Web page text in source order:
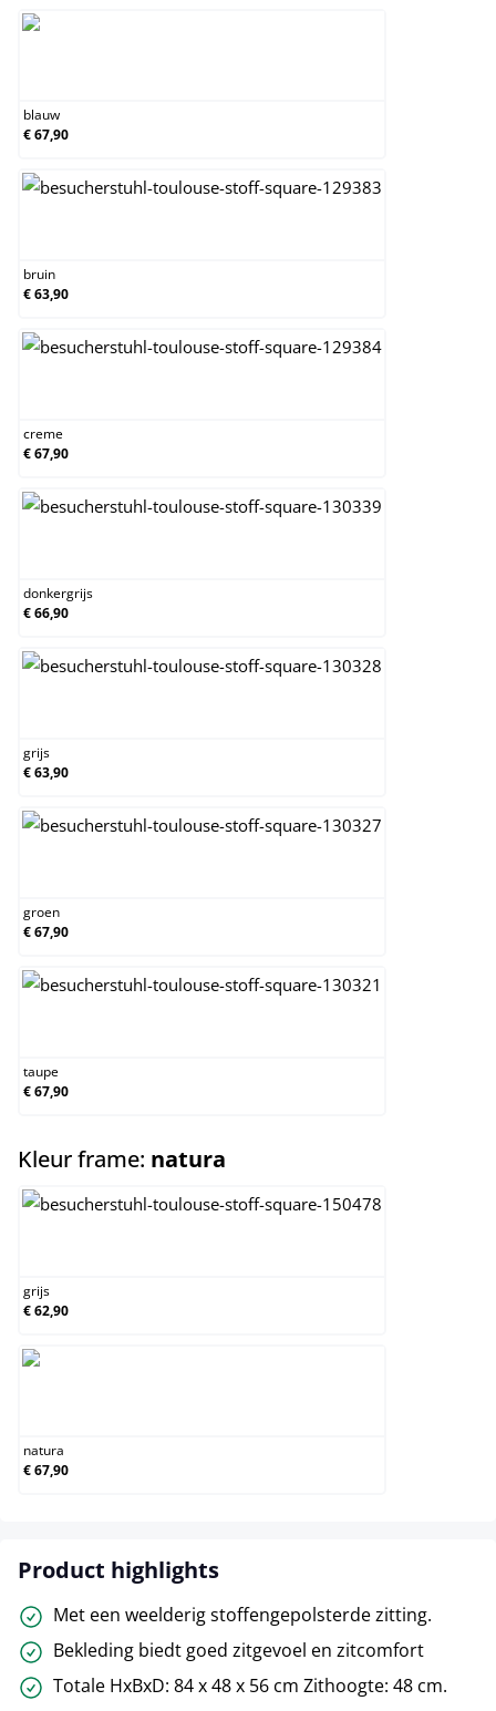
blauw
€ 67,90
bruin
€ 63,90
creme
€ 67,90
donkergrijs
€ 66,90
grijs
€ 63,90
groen
€ 67,90
taupe
€ 67,90
Kleur frame: natura
grijs
€ 62,90
natura
€ 67,90
Product highlights
Met een weelderig stoffengepolsterde zitting.
Bekleding biedt goed zitgevoel en zitcomfort
Totale HxBxD: 84 x 48 x 56 cm Zithoogte: 48 cm.